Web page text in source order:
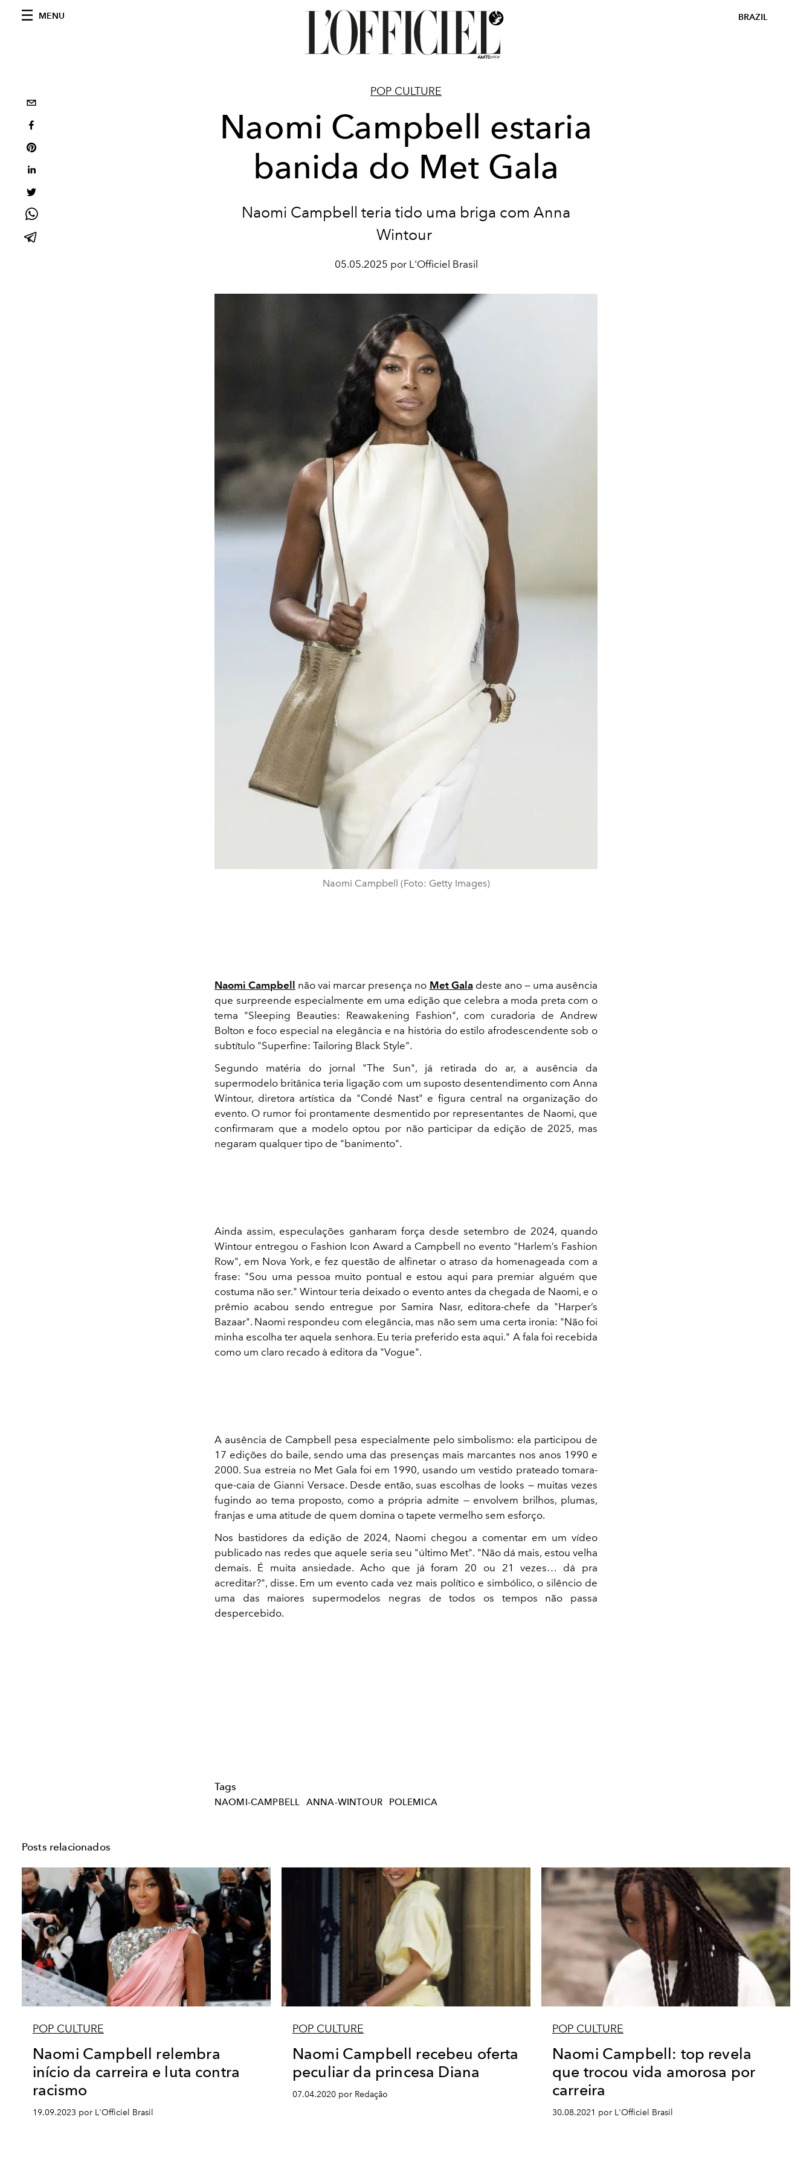
MENU BRAZIL
POP CULTURE
Naomi Campbell estaria
banida do Met Gala
Naomi Campbell teria tido uma briga com Anna
Wintour
05.05.2025 por L'Officiel Brasil
Naomi Campbell (Foto: Getty Images)
Naomi Campbell não vai marcar presença no Met Galadeste ano — uma ausência
que surpreende especialmente em uma edição que celebra a moda preta com o
tema "Sleeping Beauties: Reawakening Fashion", com curadoria de Andrew
Bolton e foco especial na elegância e na história do estilo afrodescendente sob o
subtítulo "Superfine: Tailoring Black Style".
Segundo matéria do jornal "The Sun", já retirada do ar, a ausência da
supermodelo britânica teria ligação com um suposto desentendimento com Anna
Wintour, diretora artística da "Condé Nast" e figura central na organização do
evento. O rumor foi prontamente desmentido por representantes de Naomi, que
confirmaram que a modelo optou por não participar da edição de 2025, mas
negaram qualquer tipo de "banimento".
Ainda assim, especulações ganharam força desde setembro de 2024, quando
Wintour entregou o Fashion Icon Award a Campbell no evento "Harlem’s Fashion
Row", em Nova York, e fez questão de alfinetar o atraso da homenageada com a
frase: "Sou uma pessoa muito pontual e estou aqui para premiar alguém que
costuma não ser." Wintour teria deixado o evento antes da chegada de Naomi, e o
prêmio acabou sendo entregue por Samira Nasr, editora-chefe da "Harper’s
Bazaar". Naomi respondeu com elegância, mas não sem uma certa ironia: "Não foi
minha escolha ter aquela senhora. Eu teria preferido esta aqui." A fala foi recebida
como um claro recado à editora da "Vogue".
A ausência de Campbell pesa especialmente pelo simbolismo: ela participou de
17 edições do baile, sendo uma das presenças mais marcantes nos anos 1990 e
2000. Sua estreia no Met Gala foi em 1990, usando um vestido prateado tomara-
que-caia de Gianni Versace. Desde então, suas escolhas de looks — muitas vezes
fugindo ao tema proposto, como a própria admite — envolvem brilhos, plumas,
franjas e uma atitude de quem domina o tapete vermelho sem esforço.
Nos bastidores da edição de 2024, Naomi chegou a comentar em um vídeo
publicado nas redes que aquele seria seu "último Met". "Não dá mais, estou velha
demais. É muita ansiedade. Acho que já foram 20 ou 21 vezes… dá pra
acreditar?", disse. Em um evento cada vez mais político e simbólico, o silêncio de
uma das maiores supermodelos negras de todos os tempos não passa
despercebido.
Tags
NAOMI-CAMPBELL ANNA-WINTOUR POLEMICA
Posts relacionados
POP CULTURE
Naomi Campbell relembra
início da carreira e luta contra
racismo
19.09.2023 por L'Officiel Brasil
POP CULTURE
Naomi Campbell recebeu oferta
peculiar da princesa Diana
07.04.2020 por Redação
POP CULTURE
Naomi Campbell: top revela
que trocou vida amorosa por
carreira
30.08.2021 por L'Officiel Brasil